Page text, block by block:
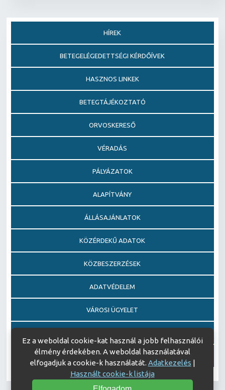
HÍREK
BETEGELÉGEDETTSÉGI KÉRDŐÍVEK
HASZNOS LINKEK
BETEGTÁJÉKOZTATÓ
ORVOSKERESŐ
VÉRADÁS
PÁLYÁZATOK
ALAPÍTVÁNY
ÁLLÁSAJÁNLATOK
KÖZÉRDEKŰ ADATOK
KÖZBESZERZÉSEK
ADATVÉDELEM
VÁROSI ÜGYELET
AJÁNDÉKOZÁSI OKIRATOK
Ez a weboldal cookie-kat használ a jobb felhasználói
élmény érdekében. A weboldal használatával
elfogadjuk a cookie-k használatát. Adatkezelés |
Használt cookie-k listája